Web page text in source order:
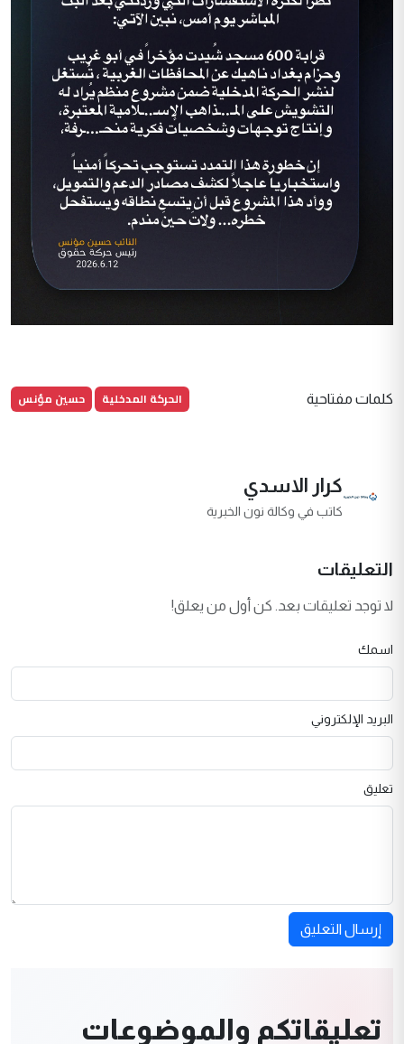
كلمات مفتاحية الحركة المدخلية حسين مؤنس
كرار الاسدي
كاتب في وكالة نون الخبرية
التعليقات
لا توجد تعليقات بعد. كن أول من يعلق!
اسمك
البريد الإلكتروني
تعليق
إرسال التعليق
تعليقاتكم والموضوعات